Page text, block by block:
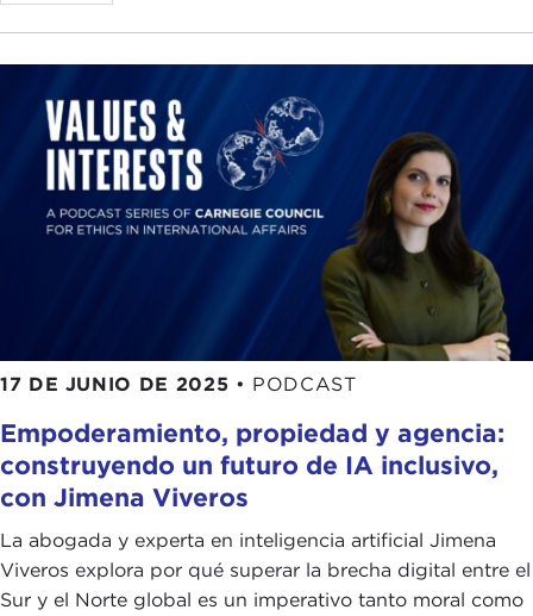
17 DE JUNIO DE 2025 • PODCAST
Empoderamiento, propiedad y agencia:
construyendo un futuro de IA inclusivo,
con Jimena Viveros
La abogada y experta en inteligencia artificial Jimena
Viveros explora por qué superar la brecha digital entre el
Sur y el Norte global es un imperativo tanto moral como